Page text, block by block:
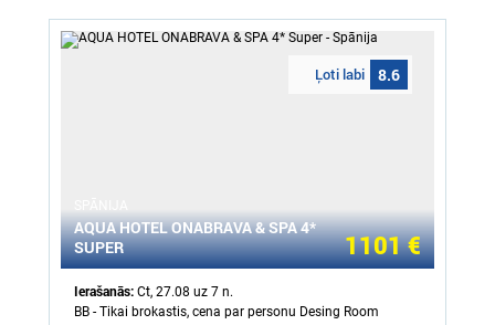
Ļoti labi 8.6
AQUA HOTEL ONABRAVA & SPA 4*
SUPER
1101 €
Ierašanās: Ct, 27.08 uz 7 n.
BB - Tikai brokastis, cena par personu Desing Room